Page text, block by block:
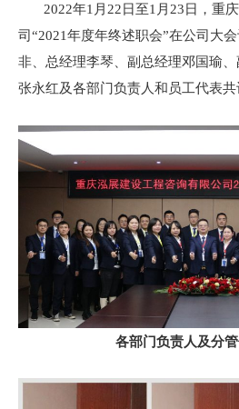
2022年1月22日至1月23日，重庆
司“2021年度年终述职会”在公司大
非、总经理李琴、副总经理邓国瑜
张永红及各部门负责人和员工代表共
各部门负责人及分